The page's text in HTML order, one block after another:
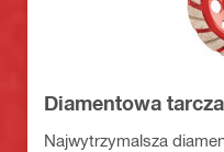
Diamentowa
Najwytrzymalsza